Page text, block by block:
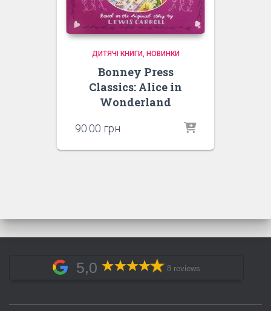
ДИТЯЧІ КНИГИ НОВИНКИ
Bonney Press
Classics: Alice in
Wonderland
90.00 грн
5,0 8 reviews